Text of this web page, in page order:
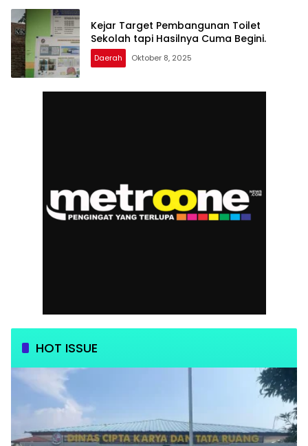
Kejar Target Pembangunan Toilet
Sekolah tapi Hasilnya Cuma Begini.
Daerah Oktober 8, 2025
HOT ISSUE